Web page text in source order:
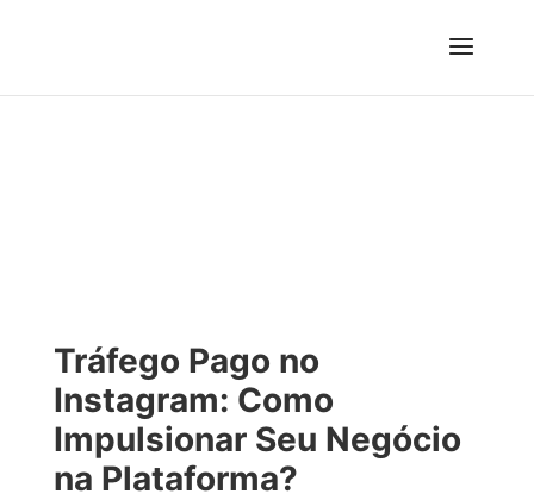
Tráfego Pago no
Instagram: Como
Impulsionar Seu Negócio
na Plataforma?